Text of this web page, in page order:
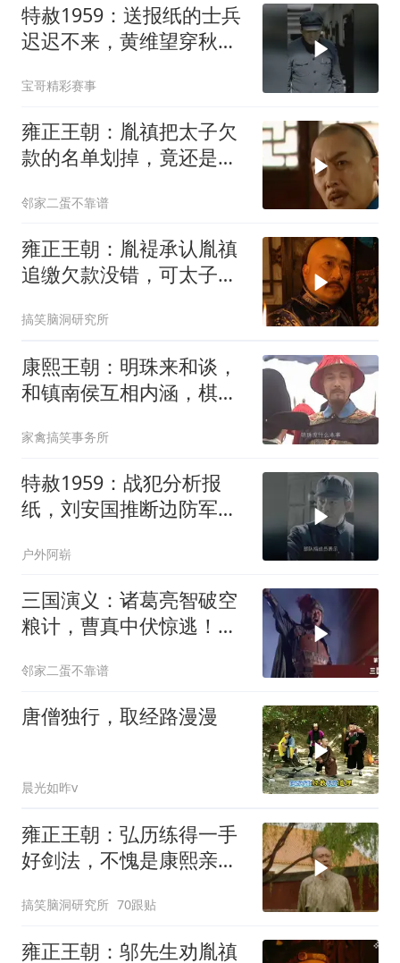
特赦1959：送报纸的士兵
迟迟不来，黄维望穿秋
宝哥精彩赛事
雍正王朝：胤禛把太子欠
款的名单划掉，竟还是被
邻家二蛋不靠谱
雍正王朝：胤褆承认胤禛
追缴欠款没错，可太子欠
搞笑脑洞研究所
康熙王朝：明珠来和谈，
和镇南侯互相内涵，棋逢
家禽搞笑事务所
特赦1959：战犯分析报
纸，刘安国推断边防军是
情报军官
户外阿崭
三国演义：诸葛亮智破空
粮计，曹真中伏惊逃！
邻家二蛋不靠谱
唐僧独行，取经路漫漫
晨光如昨v
雍正王朝：弘历练得一手
好剑法，不愧是康熙亲自
搞笑脑洞研究所 70跟贴
雍正王朝：邬先生劝胤禛